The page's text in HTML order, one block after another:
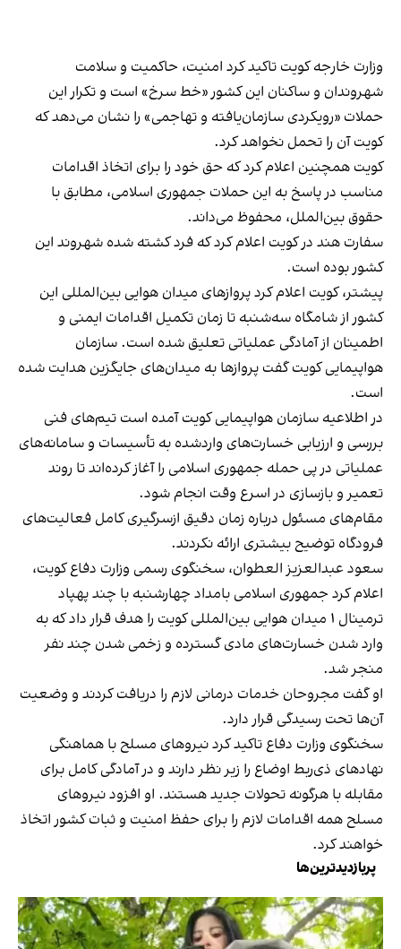
وزارت خارجه کویت تاکید کرد امنیت، حاکمیت و سلامت
شهروندان و ساکنان این کشور «خط سرخ» است و تکرار این
حملات «رویکردی سازمان‌یافته و تهاجمی» را نشان می‌دهد که
کویت آن را تحمل نخواهد کرد.
کویت همچنین اعلام کرد که حق خود را برای اتخاذ اقدامات
مناسب در پاسخ به این حملات جمهوری اسلامی، مطابق با
حقوق بین‌الملل، محفوظ می‌داند.
سفارت هند در کویت اعلام کرد که فرد کشته شده شهروند این
کشور بوده است.
پیشتر، کویت اعلام کرد پروازهای میدان هوایی بین‌المللی این
کشور از شامگاه سه‌شنبه تا زمان تکمیل اقدامات ایمنی و
اطمینان از آمادگی عملیاتی تعلیق شده است. سازمان
هواپیمایی کویت گفت پروازها به میدان‌های جایگزین هدایت شده
است.
در اطلاعیه سازمان هواپیمایی کویت آمده است تیم‌های فنی
بررسی و ارزیابی خسارت‌های واردشده به تأسیسات و سامانه‌های
عملیاتی در پی حمله جمهوری اسلامی را آغاز کرده‌اند تا روند
تعمیر و بازسازی در اسرع وقت انجام شود.
مقام‌های مسئول درباره زمان دقیق ازسرگیری کامل فعالیت‌های
فرودگاه توضیح بیشتری ارائه نکردند.
سعود عبدالعزیز العطوان، سخنگوی رسمی وزارت دفاع کویت،
اعلام کرد جمهوری اسلامی بامداد چهارشنبه با چند پهپاد
ترمینال ۱ میدان هوایی بین‌المللی کویت را هدف قرار داد که به
وارد شدن خسارت‌های مادی گسترده و زخمی شدن چند نفر
منجر شد.
او گفت مجروحان خدمات درمانی لازم را دریافت کردند و وضعیت
آن‌ها تحت رسیدگی قرار دارد.
سخنگوی وزارت دفاع تاکید کرد نیروهای مسلح با هماهنگی
نهادهای ذی‌ربط اوضاع را زیر نظر دارند و در آمادگی کامل برای
مقابله با هرگونه تحولات جدید هستند. او افزود نیروهای
مسلح همه اقدامات لازم را برای حفظ امنیت و ثبات کشور اتخاذ
خواهند کرد.
پربازدیدترین‌ها